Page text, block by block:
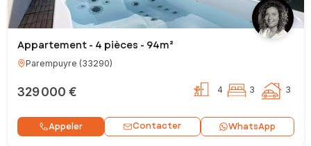
Appartement - 4 pièces - 94m²
Parempuyre (33290)
329 000 € 4 3 3
Appeler Contacter WhatsApp